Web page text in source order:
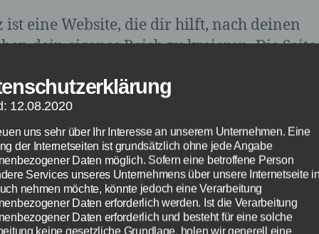
ist eine Website, die dir hilft, nach deinen
dein eigenes Reich zu kreieren. Die
Produkte für deine Wohnung sowie
im Wohnmagazin. In der
authentische Wohnwelten, von denen du
abschauen kannst.
Sortiment an
bietet dir die Möglichkeit, genau das
zu finden. Außerdem macht ruumz gutes
12.08.2020
uns sehr über Ihr Interesse an unserem Unternehmen. Eine
der Internetseiten ist grundsätzlich ohne jede Angabe
Daten möglich. Sofern eine betroffene Person
Services unseres Unternehmens über unsere Internetseite in
nehmen möchte, könnte jedoch eine Verarbeitung
Daten erforderlich werden. Ist die Verarbeitung
Daten erforderlich und besteht für eine solche
keine gesetzliche Grundlage, holen wir generell eine